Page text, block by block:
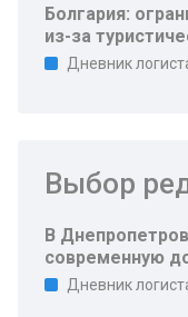
Болгария:
из-за
Дневник
Выбор
В
современную
Дневник